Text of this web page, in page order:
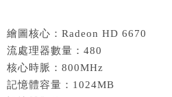
繪圖核心：Radeon HD 6670
流處理器數量：480
核心時脈：800MHz
記憶體容量：1024MB